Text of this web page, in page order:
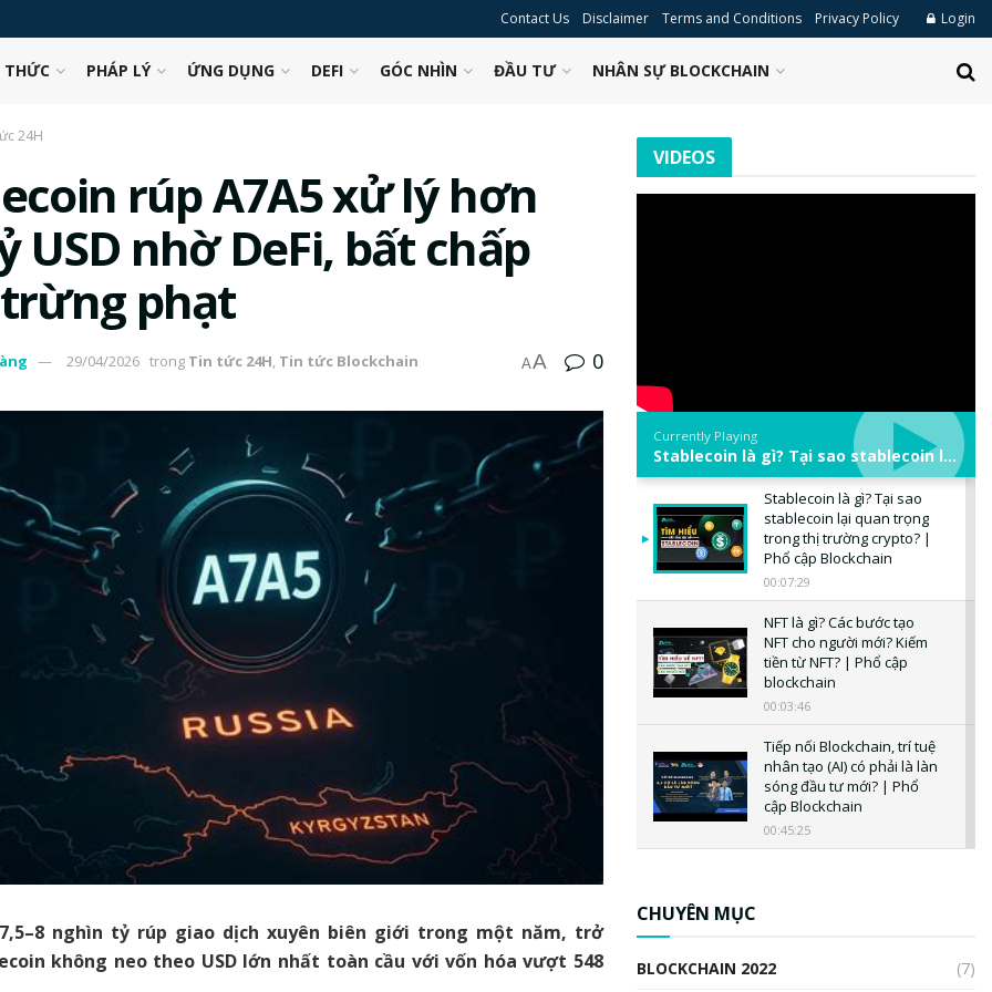
Contact Us Disclaimer Terms and Conditions Privacy Policy Login
THỨC PHÁP LÝ ỨNG DỤNG DEFI GÓC NHÌN ĐẦU TƯ NHÂN SỰ BLOCKCHAIN
24H
rúp A7A5 xử lý hơn
USD nhờ DeFi, bất chấp
phạt
29/04/2026 trong Tin tức 24H, Tin tức Blockchain AA 0
nghìn tỷ rúp giao dịch xuyên biên giới trong một năm, trở
không neo theo USD lớn nhất toàn cầu với vốn hóa vượt 548
VIDEOS
Currently Playing
Stablecoin là gì? Tại sao stablecoin lại quan trọng trong thị trường crypto? | Phổ cập Blockchain
Stablecoin là gì? Tại sao
stablecoin lại quan trọng
trong thị trường crypto? |
Phổ cập Blockchain
00:07:29
NFT là gì? Các bước tạo
NFT cho người mới? Kiếm
tiền từ NFT? | Phổ cập
blockchain
00:03:46
Tiếp nối Blockchain, trí tuệ
nhân tạo (AI) có phải là làn
sóng đầu tư mới? | Phổ
cập Blockchain
00:45:25
CHUYÊN MỤC
BLOCKCHAIN 2022 (7)